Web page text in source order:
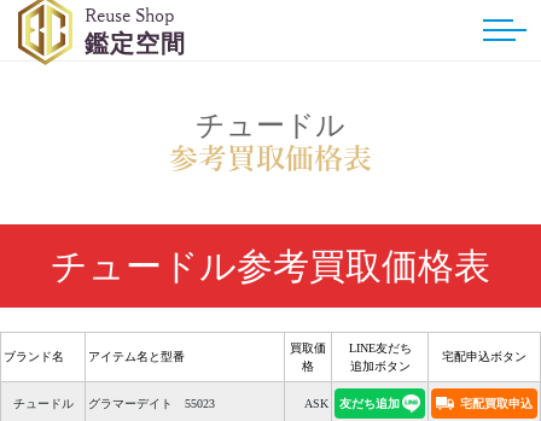
Reuse Shop
鑑定空間
チュードル
参考買取価格表
チュードル参考買取価格表
ブランド名 アイテム名と型番
買取価
格
LINE友だち
追加ボタン
宅配申込ボタン
チュードル グラマーデイト 55023 ASK 友だち追加 宅配買取申込